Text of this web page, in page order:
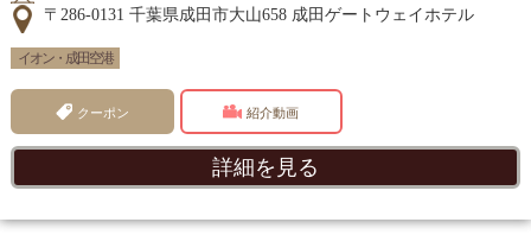
〒286-0131 千葉県成田市大山658 成田ゲートウェイホテル
イオン・成田空港
クーポン 紹介動画
詳細を見る